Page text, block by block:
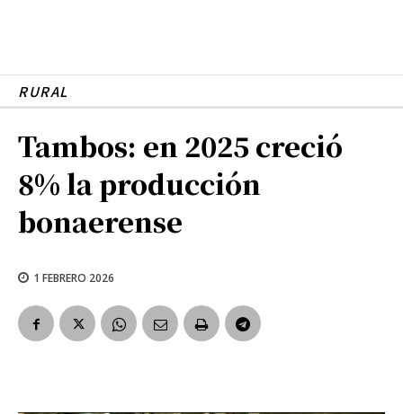
RURAL
Tambos: en 2025 creció
8% la producción
bonaerense
1 FEBRERO 2026